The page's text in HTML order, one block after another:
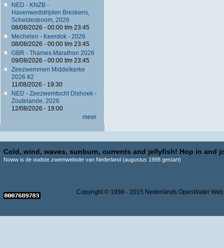
NED - KNZB -
Havenwedstrijden Breskens,
Scheldestroom, 2026
08/08/2026 - 00:00t/m 23:45
Mechelen - Keerdok - 2026
08/08/2026 - 00:00t/m 23:45
GBR - Thames Marathon 2026
09/08/2026 - 00:00t/m 23:45
Zeezwemmen Middelkerke
2026 #2
11/08/2026 - 19:30
NED - Zeezwemtocht Dishoek -
Zoutelande, 2026
12/08/2026 - 19:00
meer
Cold, wind, waves, sunburn, currents and jellyfish! Hop in and
Noww is de oudste zwemwebsite van Nederland (augustus 1998 gestart)
Copyright © 1998 - 2015 Nederlands OpenWater